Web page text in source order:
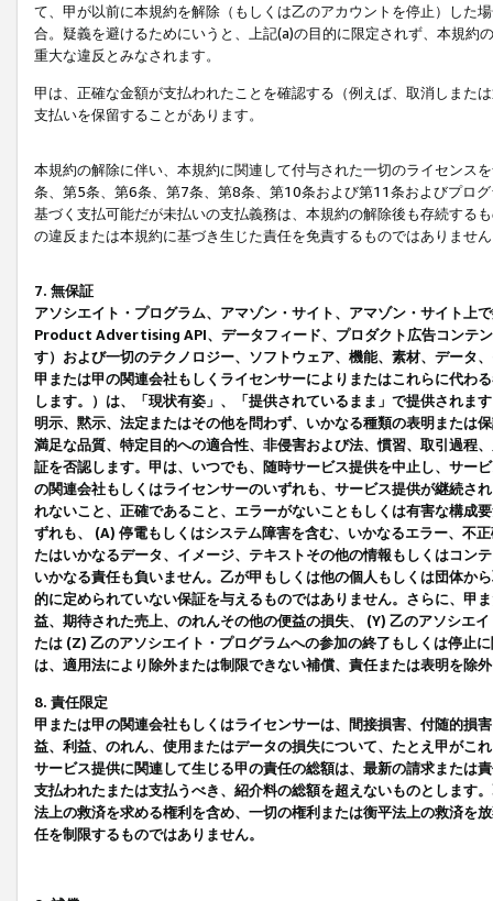
て、甲が以前に本規約を解除（もしくは乙のアカウントを停止）した
合。疑義を避けるためにいうと、上記(a)の目的に限定されず、本規
重大な違反とみなされます。
甲は、正確な金額が支払われたことを確認する（例えば、取消しまた
支払いを保留することがあります。
本規約の解除に伴い、本規約に関連して付与された一切のライセンス
条、第5条、第6条、第7条、第8条、第10条および第11条およびプロ
基づく支払可能だが未払いの支払義務は、本規約の解除後も存続する
の違反または本規約に基づき生じた責任を免責するものではありませ
7. 無保証
アソシエイト・プログラム、アマゾン・サイト、アマゾン・サイト上
Product Advertising API、データフィード、プロダクト広告コンテ
す）および一切のテクノロジー、ソフトウェア、機能、素材、データ
甲または甲の関連会社もしくライセンサーによりまたはこれらに代わ
します。）は、「現状有姿」、「提供されているまま」で提供されま
明示、黙示、法定またはその他を問わず、いかなる種類の表明または
満足な品質、特定目的への適合性、非侵害および法、慣習、取引過程
証を否認します。甲は、いつでも、随時サービス提供を中止し、サー
の関連会社もしくはライセンサーのいずれも、サービス提供が継続さ
れないこと、正確であること、エラーがないこともしくは有害な構成
ずれも、 (A) 停電もしくはシステム障害を含む、いかなるエラー、不
たはいかなるデータ、イメージ、テキストその他の情報もしくはコン
いかなる責任も負いません。乙が甲もしくは他の個人もしくは団体か
的に定められていない保証を与えるものではありません。さらに、甲
益、期待された売上、のれんその他の便益の損失、 (Y) 乙のアソシエ
たは (Z) 乙のアソシエイト・プログラムへの参加の終了もしくは停止
は、適用法により除外または制限できない補償、責任または表明を除
8. 責任限定
甲または甲の関連会社もしくはライセンサーは、間接損害、付随的損
益、利益、のれん、使用またはデータの損失について、たとえ甲がこ
サービス提供に関連して生じる甲の責任の総額は、最新の請求または
支払われたまたは支払うべき、紹介料の総額を超えないものとします
法上の救済を求める権利を含め、一切の権利または衡平法上の救済を
任を制限するものではありません。